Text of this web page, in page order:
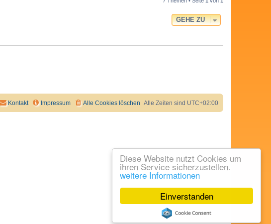
Einverstanden
Diese Website nutzt Cookies um
ihren Service sicherzustellen.
weitere Informationen
GEHE ZU
Alle Zeiten sind UTC+02:00
Alle Cookies löschen
Impressum
Kontakt